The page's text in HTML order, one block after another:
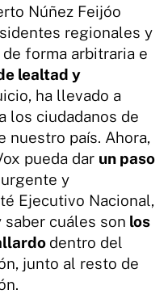
Núñez Feijóo
regionales y
forma arbitraria e
lealtad y
ha llevado a
los ciudadanos de
nuestro país. Ahora,
pueda dar un paso
y
Ejecutivo Nacional,
saber cuáles son los
dentro del
junto al resto de